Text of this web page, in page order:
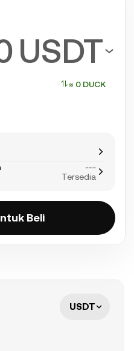
USDT
≈ 0 DUCK
---
Tersedia
Beli
USDT